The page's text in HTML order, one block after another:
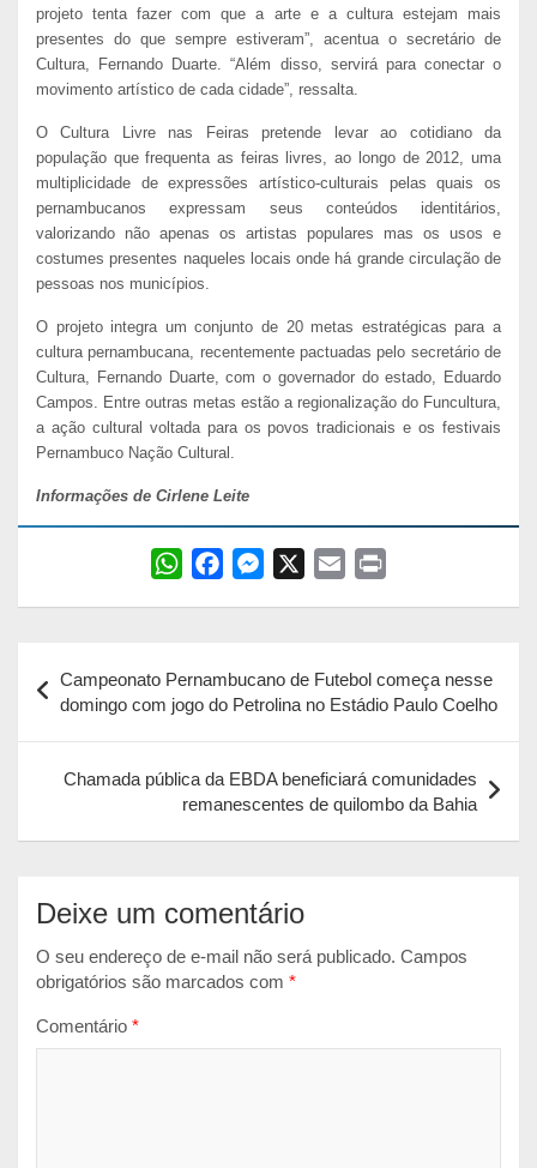
projeto tenta fazer com que a arte e a cultura estejam mais
presentes do que sempre estiveram”, acentua o secretário de
Cultura, Fernando Duarte. “Além disso, servirá para conectar o
movimento artístico de cada cidade”, ressalta.
O Cultura Livre nas Feiras pretende levar ao cotidiano da
população que frequenta as feiras livres, ao longo de 2012, uma
multiplicidade de expressões artístico-culturais pelas quais os
pernambucanos expressam seus conteúdos identitários,
valorizando não apenas os artistas populares mas os usos e
costumes presentes naqueles locais onde há grande circulação de
pessoas nos municípios.
O projeto integra um conjunto de 20 metas estratégicas para a
cultura pernambucana, recentemente pactuadas pelo secretário de
Cultura, Fernando Duarte, com o governador do estado, Eduardo
Campos. Entre outras metas estão a regionalização do Funcultura,
a ação cultural voltada para os povos tradicionais e os festivais
Pernambuco Nação Cultural.
Informações de Cirlene Leite
W
s
A
p
b
k
e
e
r
l
t
de
Post
Campeonato Pernambucano de Futebol começa nesse
domingo com jogo do Petrolina no Estádio Paulo Coelho
Chamada pública da EBDA beneficiará comunidades
remanescentes de quilombo da Bahia
Deixe um comentário
O seu endereço de e-mail não será publicado. Campos
obrigatórios são marcados com *
Comentário *